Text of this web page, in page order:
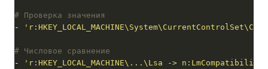
# Проверка значения
-
# Числовое сравнение
-
'r:HKEY_LOCAL_MACHINE\...\Lsa ->